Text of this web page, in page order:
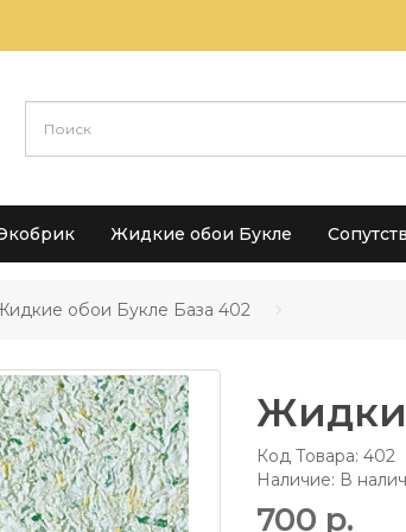
Жидкие обои Букле
обои Букле База 402
Код Товара: 402
Наличие: В
700 р.